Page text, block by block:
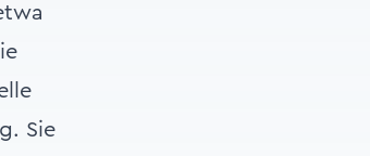
Sie